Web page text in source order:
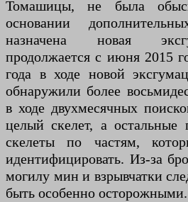
Томашицы, не была
основании
назначена новая
продолжается с июня 2015
года в ходе новой
обнаружили более
в ходе двухмесячных
целый скелет, а остальные
скелеты по частям,
идентифицировать. Из-за
могилу мин и взрывчатки
быть особенно осторожными.